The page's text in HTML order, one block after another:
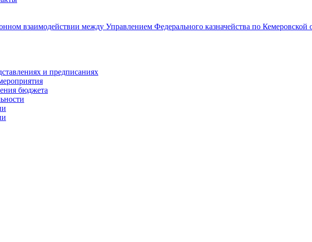
взаимодействии между Управлением Федерального казначейства по Кемеровской
и предписаниях
бюджета